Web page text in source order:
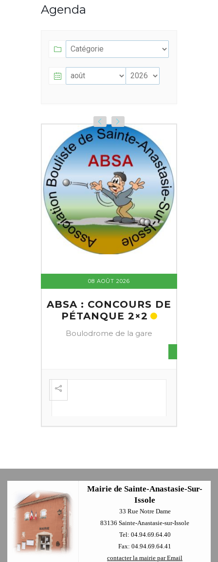
Agenda
08 AOÛT 2026
ABSA : CONCOURS DE
PÉTANQUE 2×2
Boulodrome de la gare
Mairie de Sainte-Anastasie-Sur-
Issole
33 Rue Notre Dame
83136 Sainte-Anastasie-sur-Issole
Tel: 04.94.69.64.40
Fax: 04.94.69.64.41
contacter la mairie par Email